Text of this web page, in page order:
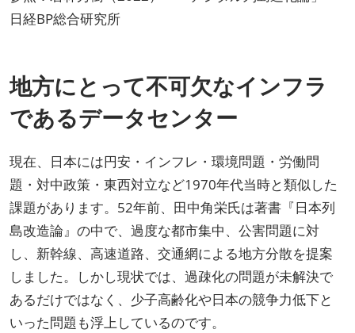
日経BP総合研究所
地方にとって不可欠なインフラ
であるデータセンター
現在、日本には円安・インフレ・環境問題・労働問
題・対中政策・東西対立など1970年代当時と類似した
課題があります。52年前、田中角栄氏は著書 『日本列
島改造論』の中で、過度な都市集中、公害問題に対
し、新幹線、高速道路、交通網による地方分散を提案
しました。しかし現状では、過疎化の問題が未解決で
あるだけではなく、少子高齢化や日本の競争力低下と
いった問題も浮上しているのです。